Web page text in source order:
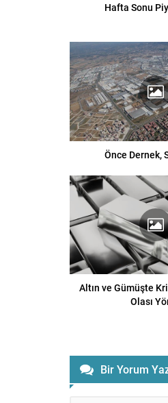
Hafta Sonu
Önce Dernek,
Altın ve Gümüşte
Olası
Bir Yorum